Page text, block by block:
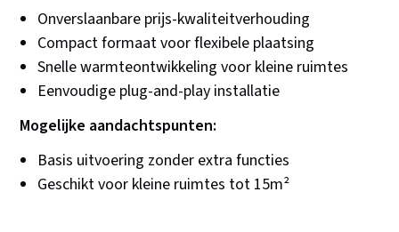
Onverslaanbare prijs-kwaliteitverhouding
Compact formaat voor flexibele plaatsing
Snelle warmteontwikkeling voor kleine ruimtes
Eenvoudige plug-and-play installatie
Mogelijke aandachtspunten:
Basis uitvoering zonder extra functies
Geschikt voor kleine ruimtes tot 15m²